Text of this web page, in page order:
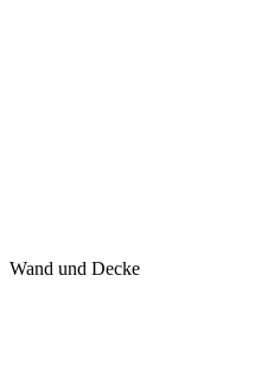
Wand und Decke